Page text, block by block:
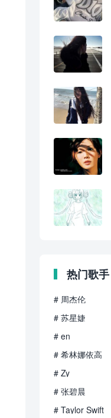
热门歌手
# 周杰伦
# 苏星婕
# en
# 希林娜依高
# Zy
# 张碧晨
# Taylor Swift